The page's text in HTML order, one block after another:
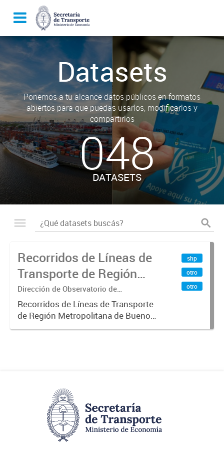
Datasets
Ponemos a tu alcance datos públicos en formatos
abiertos para que puedas usarlos, modificarlos y
compartirlos
048
DATASETS
Recorridos de Líneas de
Transporte de Región
Metropolitana de
Buenos Aires (RMBA)
Dirección de Observatorio de
Transporte, Estudio y Sistemas
Recorridos de Líneas de Transporte
de Región Metropolitana de Buenos
Aires (RMBA).-
shp
otro
otro